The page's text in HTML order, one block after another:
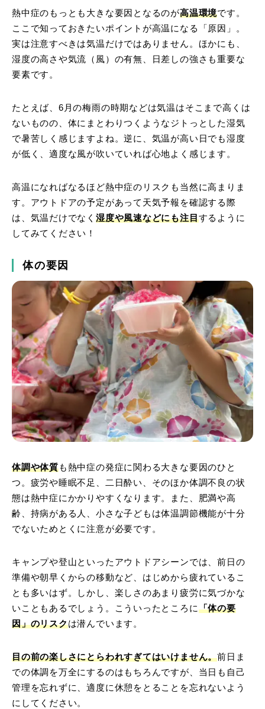
熱中症のもっとも大きな要因となるのが高温環境です。
ここで知っておきたいポイントが高温になる「原因」。
実は注意すべきは気温だけではありません。ほかにも、
湿度の高さや気流（風）の有無、日差しの強さも重要な
要素です。
たとえば、6月の梅雨の時期などは気温はそこまで高くは
ないものの、体にまとわりつくようなジトっとした湿気
で暑苦しく感じますよね。逆に、気温が高い日でも湿度
が低く、適度な風が吹いていれば心地よく感じます。
高温になればなるほど熱中症のリスクも当然に高まりま
す。アウトドアの予定があって天気予報を確認する際
は、気温だけでなく湿度や風速などにも注目するように
してみてください！
体の要因
体調や体質も熱中症の発症に関わる大きな要因のひと
つ。疲労や睡眠不足、二日酔い、そのほか体調不良の状
態は熱中症にかかりやすくなります。また、肥満や高
齢、持病がある人、小さな子どもは体温調節機能が十分
でないためとくに注意が必要です。
キャンプや登山といったアウトドアシーンでは、前日の
準備や朝早くからの移動など、はじめから疲れているこ
とも多いはず。しかし、楽しさのあまり疲労に気づかな
いこともあるでしょう。こういったところに「体の要
因」のリスクは潜んでいます。
目の前の楽しさにとらわれすぎてはいけません。前日ま
での体調を万全にするのはもちろんですが、当日も自己
管理を忘れずに、適度に休憩をとることを忘れないよう
にしてください。